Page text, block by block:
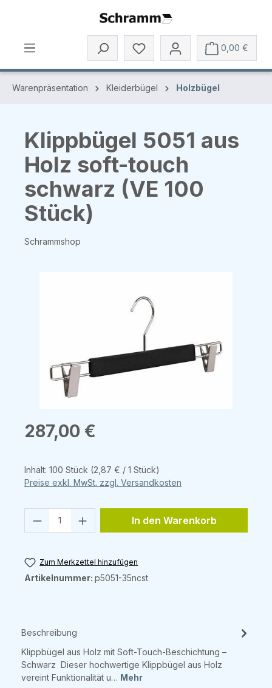
Zum Hauptinhalt springen
0,00 €
Warenpräsentation Kleiderbügel Holzbügel
Klippbügel 5051 aus
Holz soft-touch
schwarz (VE 100
Stück)
Schrammshop
Regulärer Preis:
287,00 €
Inhalt: 100 Stück (2,87 € / 1 Stück)
Preise exkl. MwSt. zzgl. Versandkosten
Produkt Anzahl: Gib den
In den Warenkorb
Zum Merkzettel hinzufügen
Artikelnummer: p5051-35ncst
Beschreibung
Klippbügel aus Holz mit Soft-Touch-Beschichtung –
Schwarz Dieser hochwertige Klippbügel aus Holz
vereint Funktionalität u… Mehr